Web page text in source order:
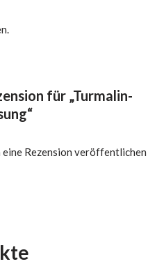
für „Turmalin-
eine Rezension veröffentlichen